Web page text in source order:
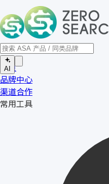
AI
首页
品牌中心
渠道合作
常用工具